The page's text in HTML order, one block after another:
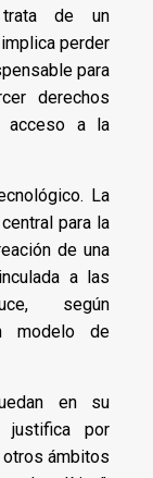
de un
perder
para
derechos
acceso a la
La
para la
de una
a las
según
modelo de
en su
por
otros ámbitos